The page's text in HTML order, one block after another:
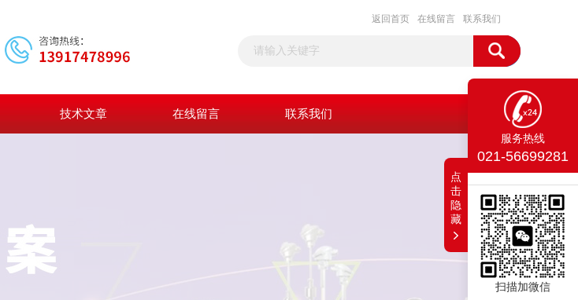
返回首页 在线留言 联系我们
技术文章 在线留言 联系我们
服务热线
021-56699281
扫描加微信
点
击
隐
藏